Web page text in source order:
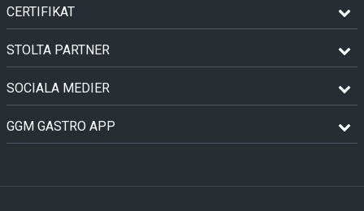
CERTIFIKAT
STOLTA PARTNER
SOCIALA MEDIER
GGM GASTRO APP